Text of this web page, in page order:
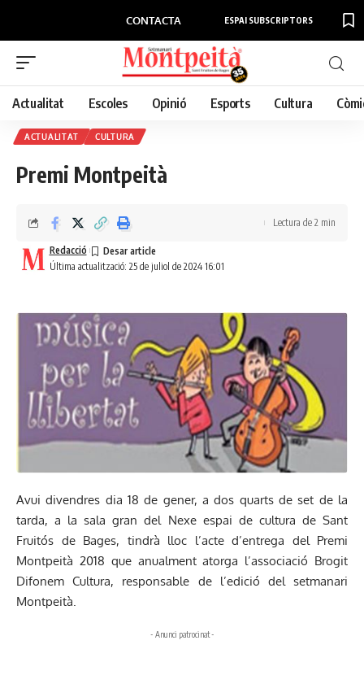
CONTACTA ESPAI SUBSCRIPTORS
Actualitat Escoles Opinió Esports Cultura
ACTUALITAT CULTURA
Premi Montpeità
Última actualització: 25 de juliol de 2024 16:01
Redacció
Lectura de 2 min
Avui divendres dia 18 de gener, a dos quarts de set de la
tarda, a la sala gran del Nexe espai de cultura de Sant
Fruitós de Bages, tindrà lloc l’acte d’entrega del Premi
Montpeità 2018 que anualment atorga l’associació Brogit
Difonem Cultura, responsable de l’edició del setmanari
Montpeità.
- Anunci patrocinat -